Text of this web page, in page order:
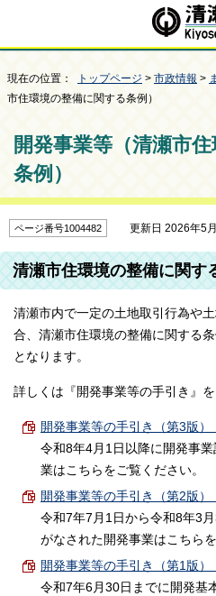
現在の位置： トップページ > 市政情報 >
市住環境の整備に関する条例）
開発事業等（清瀬市
条例）
ページ番号1004482 更新日 2026年5
清瀬市住環境の整備に関す
清瀬市内で一定の土地取引行為や
合、清瀬市住環境の整備に関する
となります。
詳しくは『開発事業等の手引き』を
開発事業等の手引き（第3版）
令和8年4月1日以降に開発事
業はこちらをご覧ください。
開発事業等の手引き（第2版）
令和7年7月1日から令和8年3
がなされた開発事業はこちら
開発事業等の手引き（第1版）
令和7年6月30日までに開発基